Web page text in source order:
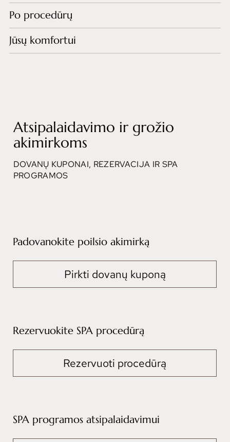
Po procedūrų
Jūsų komfortui
Atsipalaidavimo ir grožio
akimirkoms
DOVANŲ KUPONAI, REZERVACIJA IR SPA
PROGRAMOS
Padovanokite poilsio akimirką
Pirkti dovanų kuponą
Rezervuokite SPA procedūrą
Rezervuoti procedūrą
SPA programos atsipalaidavimui